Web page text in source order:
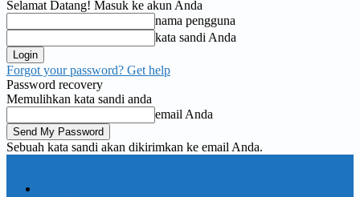
Selamat Datang! Masuk ke akun Anda
nama pengguna
kata sandi Anda
Forgot your password? Get help
Password recovery
Memulihkan kata sandi anda
email Anda
Sebuah kata sandi akan dikirimkan ke email Anda.